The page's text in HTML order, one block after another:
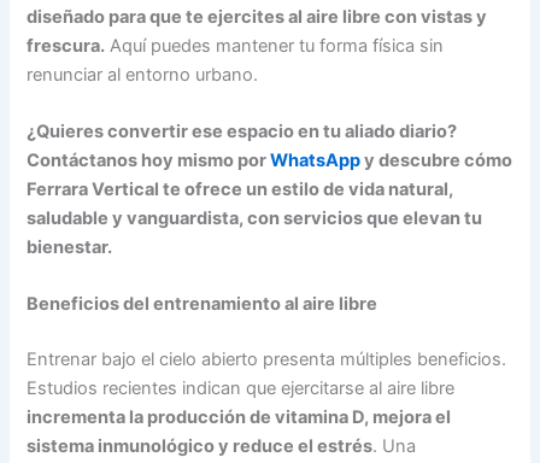
diseñado para que te ejercites al aire libre con vistas y
frescura. Aquí puedes mantener tu forma física sin
renunciar al entorno urbano.
¿Quieres convertir ese espacio en tu aliado diario?
Contáctanos hoy mismo porWhatsAppy descubre cómo
Ferrara Vertical te ofrece un estilo de vida natural,
saludable y vanguardista, con servicios que elevan tu
bienestar.
Beneficios del entrenamiento al aire libre
Entrenar bajo el cielo abierto presenta múltiples beneficios.
Estudios recientes indican que ejercitarse al aire libre
incrementa la producción de vitamina D, mejora el
sistema inmunológico y reduce el estrés. Una